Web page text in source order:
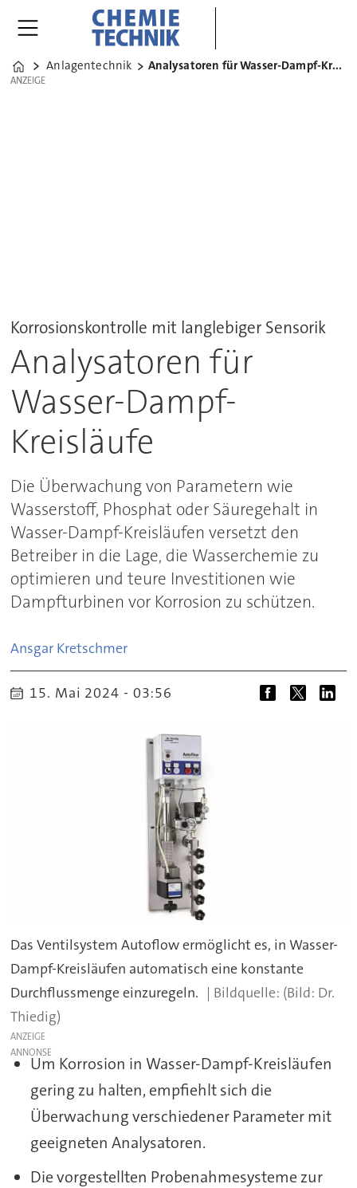
Home
Anlagentechnik Analysatoren für Wasser-Dampf-Kreisläufe
ANZEIGE
ANZEIGE
Korrosionskontrolle mit langlebiger Sensorik
Analysatoren für
Wasser-Dampf-
Kreisläufe
Die Überwachung von Parametern wie
Wasserstoff, Phosphat oder Säuregehalt in
Wasser-Dampf-Kreisläufen versetzt den
Betreiber in die Lage, die Wasserchemie zu
optimieren und teure Investitionen wie
Dampfturbinen vor Korrosion zu schützen.
Ansgar Kretschmer
15. Mai 2024 - 03:56
Das Ventilsystem Autoflow ermöglicht es, in Wasser-
Dampf-Kreisläufen automatisch eine konstante
Durchflussmenge einzuregeln.
(Bild: Dr.
Thiedig)
ANZEIGE
Um Korrosion in Wasser-Dampf-Kreisläufen
gering zu halten, empfiehlt sich die
Überwachung verschiedener Parameter mit
geeigneten Analysatoren.
Die vorgestellten Probenahmesysteme zur